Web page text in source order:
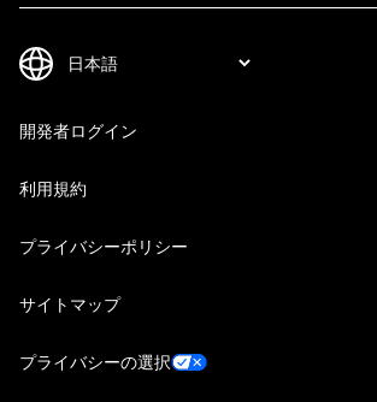
開発者ログイン
利用規約
プライバシーポリシー
サイトマップ
プライバシーの選択